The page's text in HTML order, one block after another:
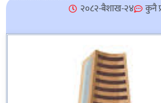
२०८२-बैशाख-२४ कुनै